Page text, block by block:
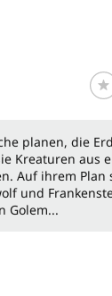
planen, die
Kreaturen aus
Auf ihrem Plan
und
Golem...